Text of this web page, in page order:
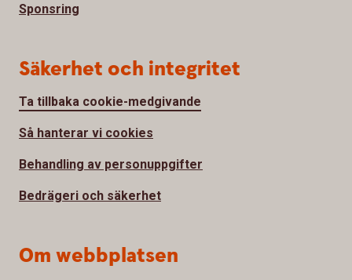
Sponsring
Säkerhet och integritet
Ta tillbaka cookie-medgivande
Så hanterar vi cookies
Behandling av personuppgifter
Bedrägeri och säkerhet
Om webbplatsen